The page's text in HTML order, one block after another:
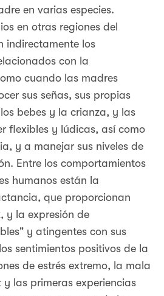
en varias especies.
en otras regiones del
indirectamente los
con la
cuando las madres
sus señas, sus propias
bebes y la crianza, y las
flexibles y lúdicas, así como
y a manejar sus niveles de
Entre los comportamientos
humanos están la
que proporcionan
y la expresión de
y atingentes con sus
sentimientos positivos de la
de estrés extremo, la mala
las primeras experiencias